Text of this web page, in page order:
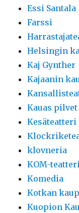
Essi Santala
Farssi
Helsingin
Kaj Gynther
Kajaanin
Kauas
Kesäteatteri
klovneria
KOM-
Komedia
Kotkan
Kuopion